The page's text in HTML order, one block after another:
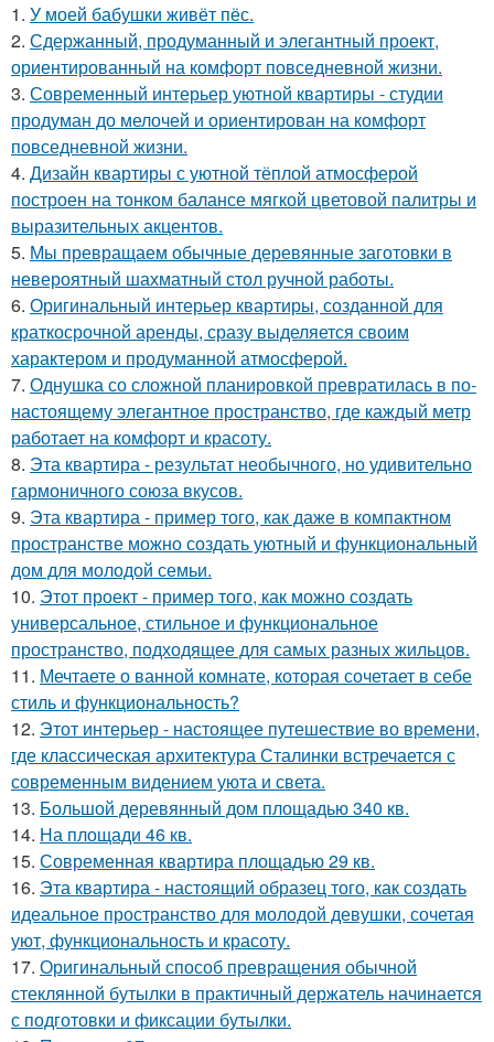
1. У моей бабушки живёт пёс.
2. Сдержанный, продуманный и элегантный проект,
ориентированный на комфорт повседневной жизни.
3. Современный интерьер уютной квартиры - студии
продуман до мелочей и ориентирован на комфорт
повседневной жизни.
4. Дизайн квартиры с уютной тёплой атмосферой
построен на тонком балансе мягкой цветовой палитры и
выразительных акцентов.
5. Мы превращаем обычные деревянные заготовки в
невероятный шахматный стол ручной работы.
6. Оригинальный интерьер квартиры, созданной для
краткосрочной аренды, сразу выделяется своим
характером и продуманной атмосферой.
7. Однушка со сложной планировкой превратилась в по-
настоящему элегантное пространство, где каждый метр
работает на комфорт и красоту.
8. Эта квартира - результат необычного, но удивительно
гармоничного союза вкусов.
9. Эта квартира - пример того, как даже в компактном
пространстве можно создать уютный и функциональный
дом для молодой семьи.
10. Этот проект - пример того, как можно создать
универсальное, стильное и функциональное
пространство, подходящее для самых разных жильцов.
11. Мечтаете о ванной комнате, которая сочетает в себе
стиль и функциональность?
12. Этот интерьер - настоящее путешествие во времени,
где классическая архитектура Сталинки встречается с
современным видением уюта и света.
13. Большой деревянный дом площадью 340 кв.
14. На площади 46 кв.
15. Современная квартира площадью 29 кв.
16. Эта квартира - настоящий образец того, как создать
идеальное пространство для молодой девушки, сочетая
уют, функциональность и красоту.
17. Оригинальный способ превращения обычной
стеклянной бутылки в практичный держатель начинается
с подготовки и фиксации бутылки.